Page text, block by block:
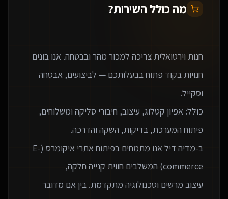
מה כולל השירות?
חנות וירטואלית צריכה למכור מהר ובבטחה. אנו בונים
חנויות בקוד פתוח בבעלותכם — לביצועים, אבטחה
כולל: אפיון קטלוג, עיצוב, חיבורי סליקה ומשלוחים,
ב-מדיה דיל אנו מתמחים בפיתוח אתרי איקומרס (E-
עיצוב מרשים וטכנולוגיה מתקדמת. בין אם מדובר